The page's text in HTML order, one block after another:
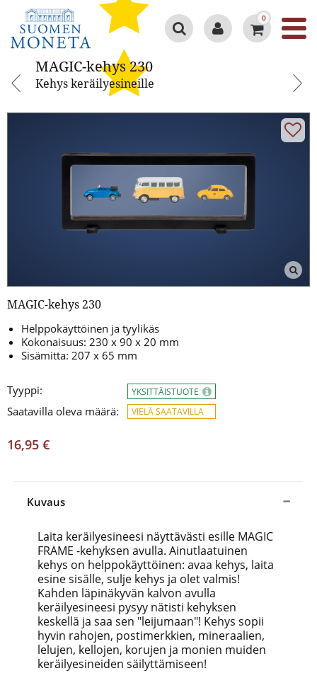
Google 4.3/5
0
MAGIC-kehys 230
Kehys keräilyesineille
MAGIC-kehys 230
Helppokäyttöinen ja tyylikäs
Kokonaisuus: 230 x 90 x 20 mm
Sisämitta: 207 x 65 mm
Tyyppi:
Saatavilla oleva määrä:
YKSITTÄISTUOTE
VIELÄ SAATAVILLA
16,95 €
Kuvaus
Laita keräilyesineesi näyttävästi esille MAGIC
FRAME -kehyksen avulla. Ainutlaatuinen
kehys on helppokäyttöinen: avaa kehys, laita
esine sisälle, sulje kehys ja olet valmis!
Kahden läpinäkyvän kalvon avulla
keräilyesineesi pysyy nätisti kehyksen
keskellä ja saa sen "leijumaan"! Kehys sopii
hyvin rahojen, postimerkkien, mineraalien,
lelujen, kellojen, korujen ja monien muiden
keräilyesineiden säilyttämiseen!
MAGIC-kehys 230